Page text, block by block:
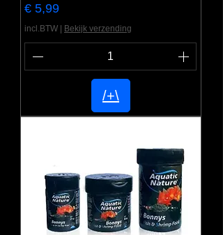
Prijs
€ 5,99
incl.BTW Bekijk verzending
/+\